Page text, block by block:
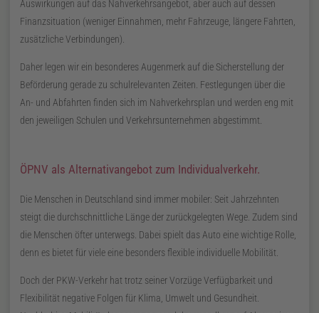
Auswirkungen auf das Nahverkehrsangebot, aber auch auf dessen
Finanzsituation (weniger Einnahmen, mehr Fahrzeuge, längere Fahrten,
zusätzliche Verbindungen).
Daher legen wir ein besonderes Augenmerk auf die Sicherstellung der
Beförderung gerade zu schulrelevanten Zeiten. Festlegungen über die
An- und Abfahrten finden sich im Nahverkehrsplan und werden eng mit
den jeweiligen Schulen und Verkehrsunternehmen abgestimmt.
ÖPNV als Alternativangebot zum Individualverkehr.
Die Menschen in Deutschland sind immer mobiler: Seit Jahrzehnten
steigt die durchschnittliche Länge der zurückgelegten Wege. Zudem sind
die Menschen öfter unterwegs. Dabei spielt das Auto eine wichtige Rolle,
denn es bietet für viele eine besonders flexible individuelle Mobilität.
Doch der PKW-Verkehr hat trotz seiner Vorzüge Verfügbarkeit und
Flexibilität negative Folgen für Klima, Umwelt und Gesundheit.